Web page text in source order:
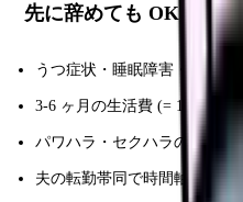
先に辞めても OK なパタ
うつ症状・睡眠障害・自殺
3-6 ヶ月の生活費 (= 100-200
パワハラ・セクハラの証拠が
夫の転勤帯同で時間軸が動か